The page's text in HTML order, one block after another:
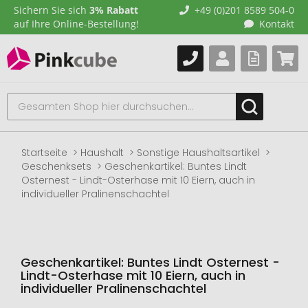
Sichern Sie sich 3% Rabatt
auf Ihre Online-Bestellung!
+49 (0)201 8589 504-0
Kontakt
Startseite Haushalt
Sonstige Haushaltsartikel
Geschenksets
Geschenkartikel: Buntes Lindt
Osternest - Lindt-Osterhase mit 10 Eiern, auch in
individueller Pralinenschachtel
Geschenkartikel: Buntes Lindt Osternest -
Lindt-Osterhase mit 10 Eiern, auch in
individueller Pralinenschachtel